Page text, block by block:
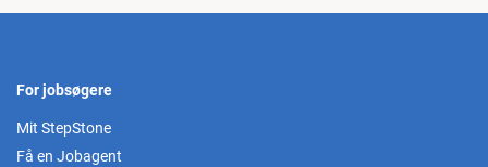
For jobsøgere
Mit StepStone
Få en Jobagent